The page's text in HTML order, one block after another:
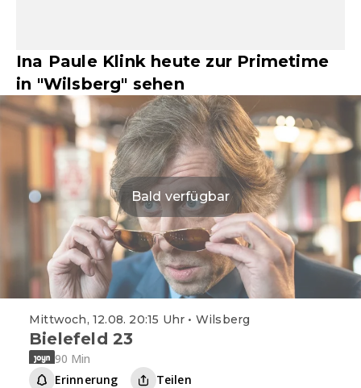
Ina Paule Klink heute zur Primetime
in "Wilsberg" sehen
Bald verfügbar
Mittwoch, 12.08. 20:15 Uhr • Wilsberg
Bielefeld 23
90 Min
Erinnerung
Teilen